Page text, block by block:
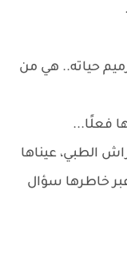
حياته.. هي من
فعلًا...
الطبي، عيناها
عبر خاطرها سؤال